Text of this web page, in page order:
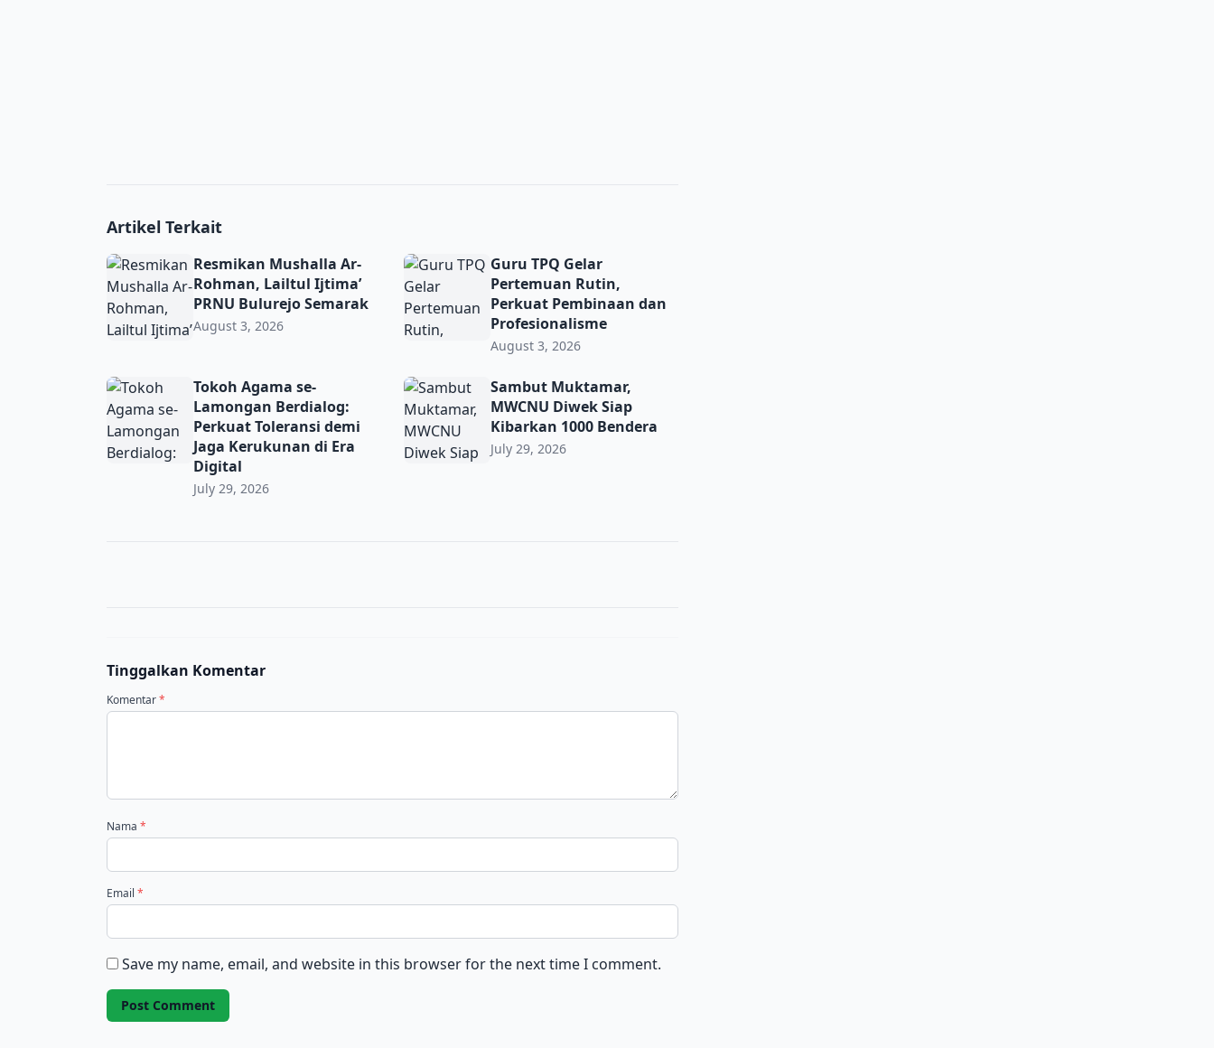
Artikel Terkait
Resmikan Mushalla Ar-Rohman, Lailtul Ijtima’ PRNU Bulurejo Semarak
Resmikan Mushalla Ar-
Rohman, Lailtul Ijtima’
PRNU Bulurejo Semarak
August 3, 2026
Guru TPQ Gelar Pertemuan Rutin, Perkuat Pembinaan dan Profesionalisme
Guru TPQ Gelar
Pertemuan Rutin,
Perkuat Pembinaan dan
Profesionalisme
August 3, 2026
Tokoh Agama se-Lamongan Berdialog: Perkuat Toleransi demi Jaga Kerukunan di Era Digital
Tokoh Agama se-
Lamongan Berdialog:
Perkuat Toleransi demi
Jaga Kerukunan di Era
Digital
July 29, 2026
Sambut Muktamar, MWCNU Diwek Siap Kibarkan 1000 Bendera
Sambut Muktamar,
MWCNU Diwek Siap
Kibarkan 1000 Bendera
July 29, 2026
Tinggalkan Komentar
Komentar*
Nama *
Email *
Save my name, email, and website in this browser for the next time I comment.